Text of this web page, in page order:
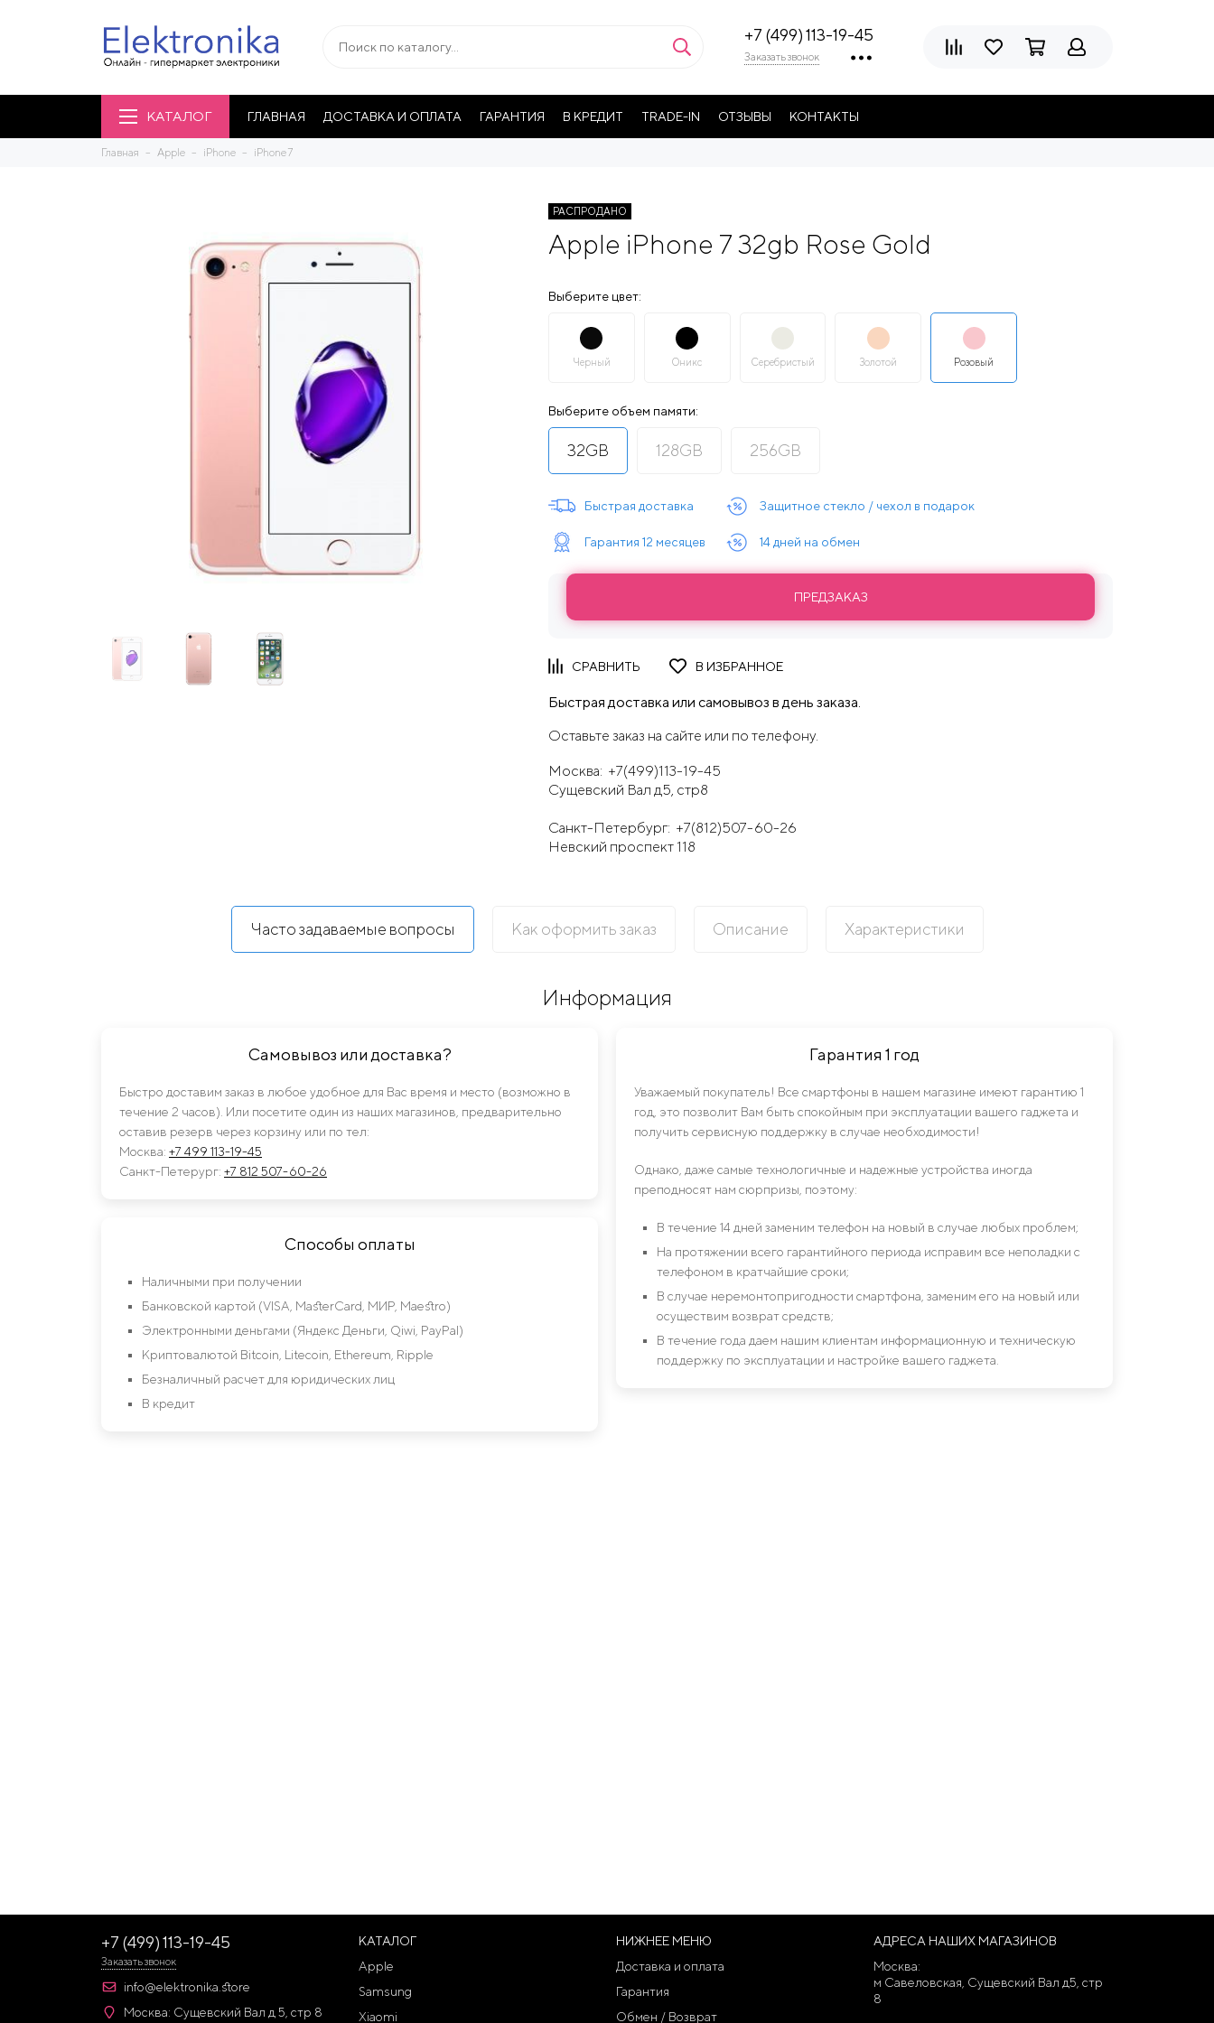
+7 (499) 113-19-45
Заказать звонок
КАТАЛОГ ГЛАВНАЯ ДОСТАВКА И ОПЛАТА ГАРАНТИЯ В КРЕДИТ TRADE-IN ОТЗЫВЫ КОНТАКТЫ
Главная Apple iPhone iPhone 7
РАСПРОДАНО
Apple iPhone 7 32gb Rose Gold
Выберите цвет:
Черный Оникс Серебристый Золотой Розовый
Выберите объем памяти:
32GB 128GB 256GB
Быстрая доставка
Гарантия 12 месяцев
Защитное стекло / чехол в подарок
14 дней на обмен
ПРЕДЗАКАЗ
Быстрая доставка или самовывоз в день заказа.
Оставьте заказ на сайте или по телефону.
Москва: +7(499)113-19-45
Сущевский Вал д5, стр8
Санкт-Петербург: +7(812)507-60-26
Невский проспект 118
Часто задаваемые вопросы Как оформить заказ Описание Характеристики
Информация
Самовывоз или доставка?
Быстро доставим заказ в любое удобное для Вас время и место (возможно в
течение 2 часов). Или посетите один из наших магазинов, предварительно
оставив резерв через корзину или по тел:
Москва: +7 499 113-19-45
Санкт-Петерург: +7 812 507-60-26
Способы оплаты
Наличными при получении
Банковской картой (VISA, MasterCard, МИР, Maestro)
Электронными деньгами (Яндекс Деньги, Qiwi, PayPal)
Криптовалютой Bitcoin, Litecoin, Ethereum, Ripple
Безналичный расчет для юридических лиц
В кредит
Гарантия 1 год
Уважаемый покупатель! Все смартфоны в нашем магазине имеют гарантию 1
год, это позволит Вам быть спокойным при эксплуатации вашего гаджета и
получить сервисную поддержку в случае необходимости!
Однако, даже самые технологичные и надежные устройства иногда
преподносят нам сюрпризы, поэтому:
В течение 14 дней заменим телефон на новый в случае любых проблем;
На протяжении всего гарантийного периода исправим все неполадки с
телефоном в кратчайшие сроки;
В случае неремонтопригодности смартфона, заменим его на новый или
осуществим возврат средств;
В течение года даем нашим клиентам информационную и техническую
поддержку по эксплуатации и настройке вашего гаджета.
+7 (499) 113-19-45
Заказать звонок
info@elektronika.store
Москва: Сущевский Вал д 5, стр 8
КАТАЛОГ
Apple
Samsung
Xiaomi
НИЖНЕЕ МЕНЮ
Доставка и оплата
Гарантия
Обмен / Возврат
АДРЕСА НАШИХ МАГАЗИНОВ
Москва:
м Савеловская, Сущевский Вал д5, стр
8